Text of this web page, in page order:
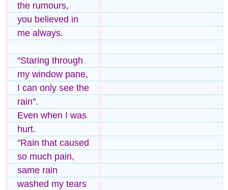
the rumours,
you believed in
me always.
''Staring through
my window pane,
I can only see the
rain''.
Even when I was
hurt.
''Rain that caused
so much pain,
same rain
washed my tears